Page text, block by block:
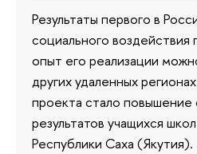
Результаты первого в
социального воздействия
опыт его реализации
других удаленных
проекта стало повышение
результатов учащихся
Республики Саха (Якутия).